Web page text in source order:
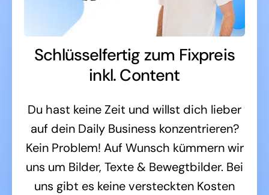
Schlüsselfertig zum Fixpreis
inkl. Content
Du hast keine Zeit und willst dich lieber
auf dein Daily Business konzentrieren?
Kein Problem! Auf Wunsch kümmern wir
uns um Bilder, Texte & Bewegtbilder. Bei
uns gibt es keine versteckten Kosten